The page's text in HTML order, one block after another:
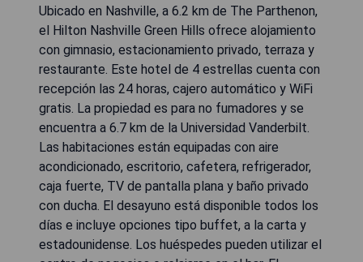
Ubicado en Nashville, a 6.2 km de The Parthenon,
el Hilton Nashville Green Hills ofrece alojamiento
con gimnasio, estacionamiento privado, terraza y
restaurante. Este hotel de 4 estrellas cuenta con
recepción las 24 horas, cajero automático y WiFi
gratis. La propiedad es para no fumadores y se
encuentra a 6.7 km de la Universidad Vanderbilt.
Las habitaciones están equipadas con aire
acondicionado, escritorio, cafetera, refrigerador,
caja fuerte, TV de pantalla plana y baño privado
con ducha. El desayuno está disponible todos los
días e incluye opciones tipo buffet, a la carta y
estadounidense. Los huéspedes pueden utilizar el